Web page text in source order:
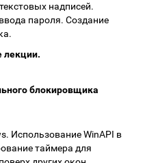
надписей.
пароля. Создание
лекции.
блокировщика
Использование WinAPI в
таймера для